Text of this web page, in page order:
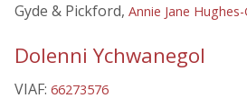
Gyde & Pickford, Annie Jane
Dolenni Ychwanegol
VIAF: 66273576